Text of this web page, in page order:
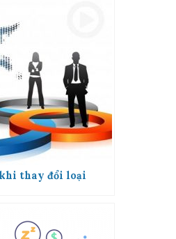
thay đổi loại